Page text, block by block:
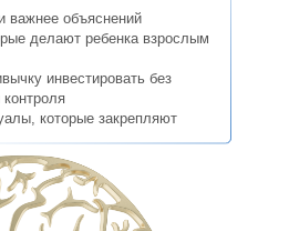
важнее объяснений
делают ребенка взрослым
инвестировать без
которые закрепляют